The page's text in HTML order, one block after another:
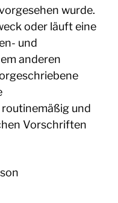
wurde.
oder läuft eine
und
anderen
und
Vorschriften